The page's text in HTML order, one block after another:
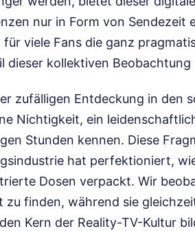
nur in Form von Sendezeit
viele Fans die ganz
dieser kollektiven
zufälligen Entdeckung in den
Nichtigkeit, ein
Stunden kennen. Diese
hat perfektioniert,
Dosen verpackt. Wir
zu finden, während sie
Kern der Reality-TV-Kultur